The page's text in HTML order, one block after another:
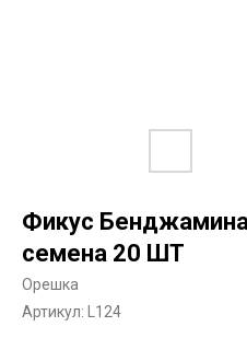
Фикус
семена 20 ШТ
Орешка
Артикул:
L124